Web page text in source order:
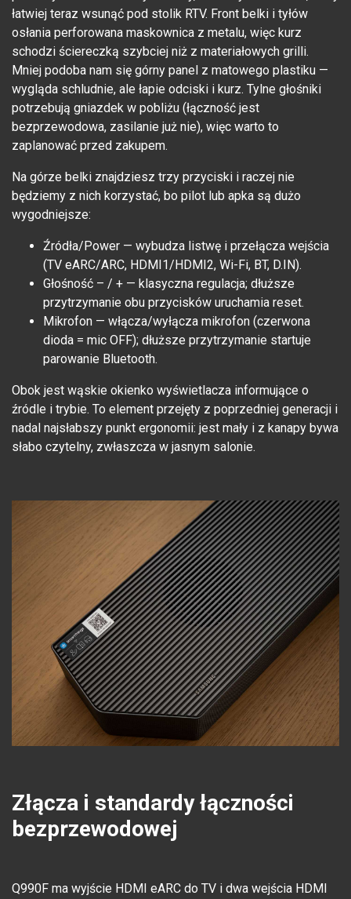
łatwiej teraz wsunąć pod stolik RTV. Front belki i tyłów
osłania perforowana maskownica z metalu, więc kurz
schodzi ściereczką szybciej niż z materiałowych grilli.
Mniej podoba nam się górny panel z matowego plastiku —
wygląda schludnie, ale łapie odciski i kurz. Tylne głośniki
potrzebują gniazdek w pobliżu (łączność jest
bezprzewodowa, zasilanie już nie), więc warto to
zaplanować przed zakupem.
Na górze belki znajdziesz trzy przyciski i raczej nie
będziemy z nich korzystać, bo pilot lub apka są dużo
wygodniejsze:
Źródła/Power — wybudza listwę i przełącza wejścia
(TV eARC/ARC, HDMI1/HDMI2, Wi-Fi, BT, D.IN).
Głośność – / + — klasyczna regulacja; dłuższe
przytrzymanie obu przycisków uruchamia reset.
Mikrofon — włącza/wyłącza mikrofon (czerwona
dioda = mic OFF); dłuższe przytrzymanie startuje
parowanie Bluetooth.
Obok jest wąskie okienko wyświetlacza informujące o
źródle i trybie. To element przejęty z poprzedniej generacji i
nadal najsłabszy punkt ergonomii: jest mały i z kanapy bywa
słabo czytelny, zwłaszcza w jasnym salonie.
Złącza i standardy łączności
bezprzewodowej
Q990F ma wyjście HDMI eARC do TV i dwa wejścia HDMI